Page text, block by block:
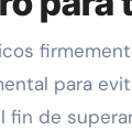
para
fin de